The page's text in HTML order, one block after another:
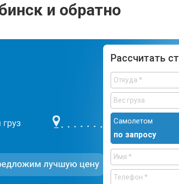
и обратно
Рассчитать
Самолетом
по запросу